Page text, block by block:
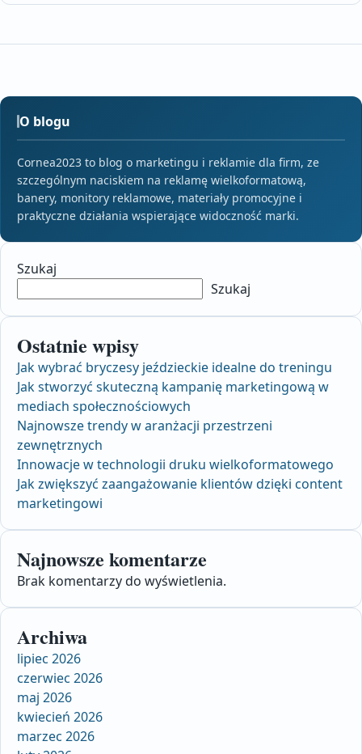
O blogu
Cornea2023 to blog o marketingu i reklamie dla firm, ze
szczególnym naciskiem na reklamę wielkoformatową,
banery, monitory reklamowe, materiały promocyjne i
praktyczne działania wspierające widoczność marki.
Szukaj
Szukaj
Ostatnie wpisy
Jak wybrać bryczesy jeździeckie idealne do treningu
Jak stworzyć skuteczną kampanię marketingową w
mediach społecznościowych
Najnowsze trendy w aranżacji przestrzeni
zewnętrznych
Innowacje w technologii druku wielkoformatowego
Jak zwiększyć zaangażowanie klientów dzięki content
marketingowi
Najnowsze komentarze
Brak komentarzy do wyświetlenia.
Archiwa
lipiec 2026
czerwiec 2026
maj 2026
kwiecień 2026
marzec 2026